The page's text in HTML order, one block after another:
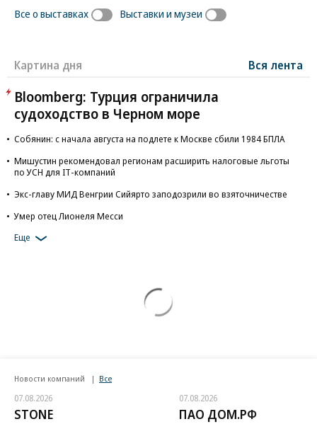
Все о выставках
Выставки и музеи
Картина дня Вся лента
Bloomberg: Турция ограничила
судоходство в Черном море
Собянин: с начала августа на подлете к Москве сбили 1984 БПЛА
Мишустин рекомендовал регионам расширить налоговые льготы
по УСН для IT-компаний
Экс-главу МИД Венгрии Сийярто заподозрили во взяточничестве
Умер отец Лионеля Месси
Еще
Новости компаний Все
07.08.2026
STONE
07.08.2026
ПАО ДОМ.РФ